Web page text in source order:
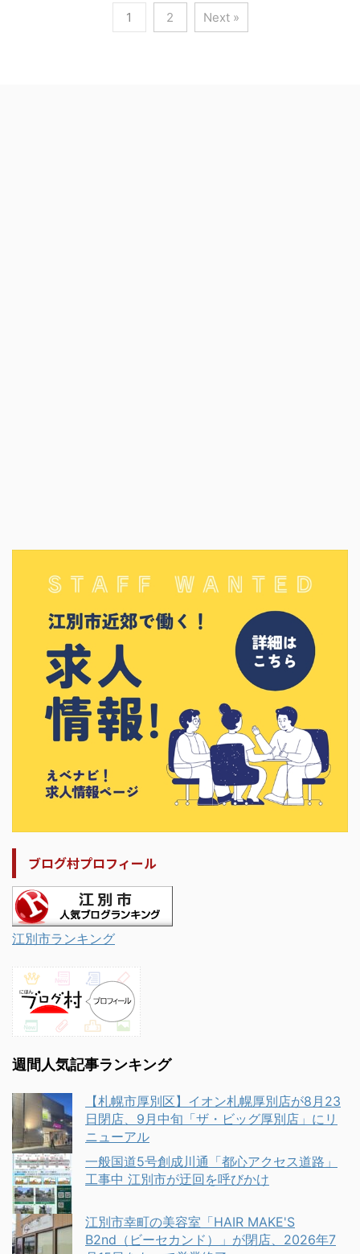
1 2 Next »
ブログ村プロフィール
江別市ランキング
週間人気記事ランキング
【札幌市厚別区】イオン札幌厚別店が8月23
日閉店、9月中旬「ザ・ビッグ厚別店」にリ
ニューアル
一般国道5号創成川通「都心アクセス道路」
工事中 江別市が迂回を呼びかけ
江別市幸町の美容室「HAIR MAKE'S
B2nd（ビーセカンド）」が閉店、2026年7